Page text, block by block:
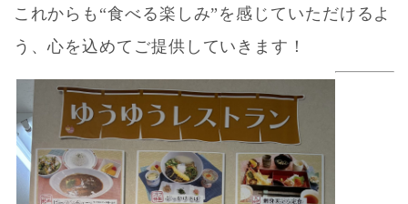
これからも“食べる楽しみ”を感じていただけるよ
う、心を込めてご提供していきます！